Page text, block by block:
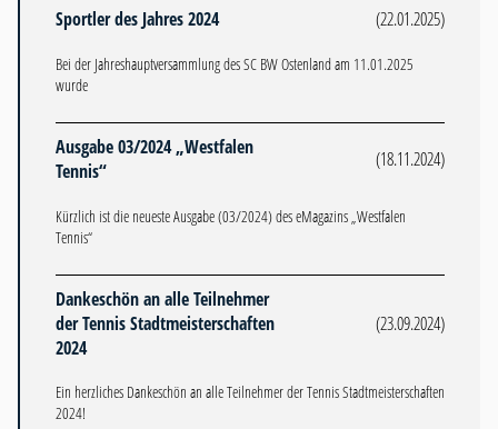
Sportler des Jahres 2024 (22.01.2025)
Bei der Jahreshauptversammlung des SC BW Ostenland am 11.01.2025
wurde
Ausgabe 03/2024 „Westfalen
Tennis“
(18.11.2024)
Kürzlich ist die neueste Ausgabe (03/2024) des eMagazins „Westfalen
Tennis“
Dankeschön an alle Teilnehmer
der Tennis Stadtmeisterschaften
2024
(23.09.2024)
Ein herzliches Dankeschön an alle Teilnehmer der Tennis Stadtmeisterschaften
2024!